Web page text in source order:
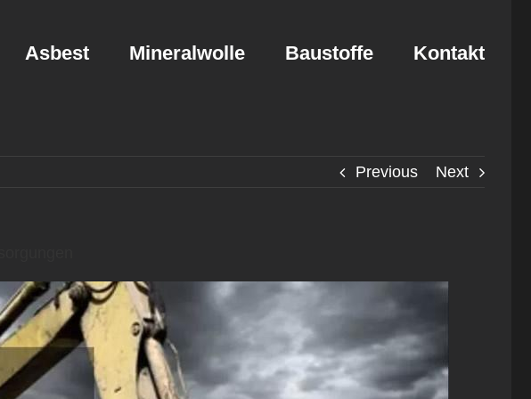
Asbest Mineralwolle Baustoffe Kontakt
Previous Next